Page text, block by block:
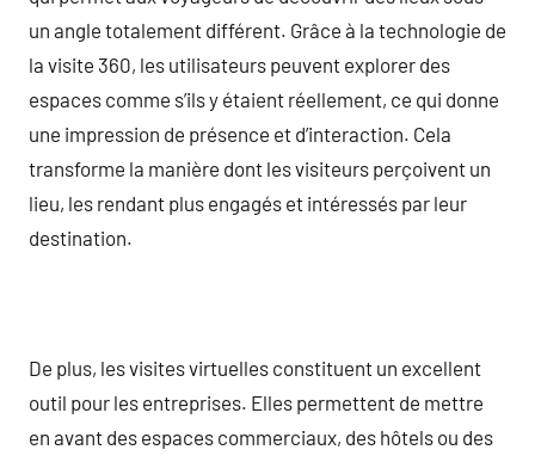
un angle totalement différent. Grâce à la technologie de
la visite 360, les utilisateurs peuvent explorer des
espaces comme s’ils y étaient réellement, ce qui donne
une impression de présence et d’interaction. Cela
transforme la manière dont les visiteurs perçoivent un
lieu, les rendant plus engagés et intéressés par leur
destination.
De plus, les visites virtuelles constituent un excellent
outil pour les entreprises. Elles permettent de mettre
en avant des espaces commerciaux, des hôtels ou des